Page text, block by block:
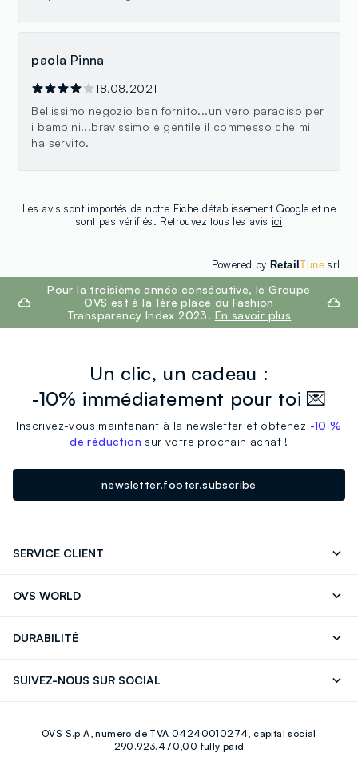
paola Pinna
18.08.2021
Bellissimo negozio ben fornito...un vero paradiso per
i bambini...bravissimo e gentile il commesso che mi
ha servito.
Les avis sont importés de notre Fiche détablissement Google et ne
sont pas vérifiés. Retrouvez tous les avis ici
Powered by RetailTunesrl
footer.ariatitlePour la troisième année consécutive, le Groupe
OVS est à la 1ère place du Fashion
Transparency Index 2023. En savoir plus
Un clic, un cadeau :
-10% immédiatement pour toi 💌
Inscrivez-vous maintenant à la newsletter et obtenez -10 %
de réduction sur votre prochain achat !
newsletter.footer.subscribe
SERVICE CLIENT
OVS WORLD
DURABILITÉ
SUIVEZ-NOUS SUR SOCIAL
Youtube Linkedin
OVS S.p.A, numéro de TVA 04240010274, capital social
290.923.470,00 fully paid